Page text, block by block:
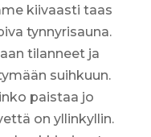
kiivaasti taas
tynnyrisauna.
tilanneet ja
suihkuun.
paistaa jo
on yllinkyllin.